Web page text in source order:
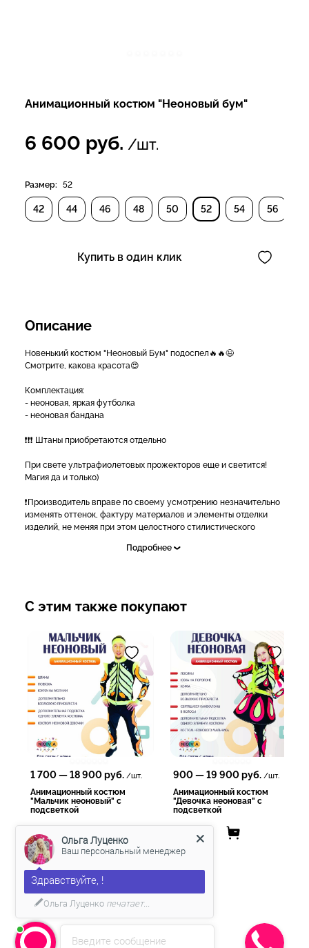
Анимационный костюм "Неоновый бум"
6 600 руб. /шт.
Размер: 52
42 44 46 48 50 52 54 56
Купить в один клик
Описание
Новенький костюм "Неоновый Бум" подоспел🔥🔥😉
Смотрите, какова красота😍
Комплектация:
- неоновая, яркая футболка
- неоновая бандана
❗❗❗ Штаны приобретаются отдельно
При свете ультрафиолетовых прожекторов еще и светится!
Магия да и только)
❗Производитель вправе по своему усмотрению незначительно
изменять оттенок, фактуру материалов и элементы отделки
изделий, не меняя при этом целостного стилистического
- Ставьте "+" в комментариях и мы сами свяжемся с вами (тест)
- Пишите в личные сообщения группы https://vk.me/nova_show
миру любыми ТК;
- Наличный и безналичный расчет;
- Возможна рассрочка и кредит [https://vk.me/nova_show|
подать заявку]
- Работаем по договору и госконтрактами;
- Предоставляем любые закрывающие документы.
Заказывайте у лидеров рынка, работаем с 2011 года, имеем
более 10 000 довольных клиентов!
Подробнее
С этим также покупают
1 700—18 900руб. /шт.
Анимационный костюм
"Мальчик неоновый" с
подсветкой
900—19 900руб./шт.
Анимационный костюм
"Девочка неоновая" с
подсветкой
Введите сообщение
Ольга Луценко
Ваш персональный менеджер
Здравствуйте, !
Ольга Луценко печатает...